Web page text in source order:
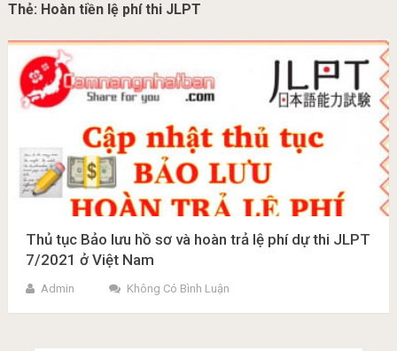
Thẻ: Hoàn tiền lệ phí thi JLPT
Thủ tục Bảo lưu hồ sơ và hoàn trả lệ phí dự thi JLPT
7/2021 ở Việt Nam
Admin Không Có Bình Luận